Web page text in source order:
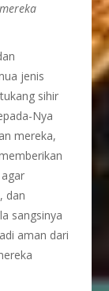
jenis
sihir
Nya
mereka,
dan
sangsinya
aman dari